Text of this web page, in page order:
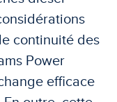
continuité des
Power
efficace